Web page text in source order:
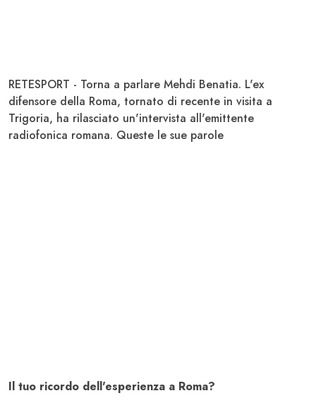
RETESPORT - Torna a parlare Mehdi Benatia. L'ex
difensore della Roma, tornato di recente in visita a
Trigoria, ha rilasciato un'intervista all'emittente
radiofonica romana. Queste le sue parole
Il tuo ricordo dell'esperienza a Roma?